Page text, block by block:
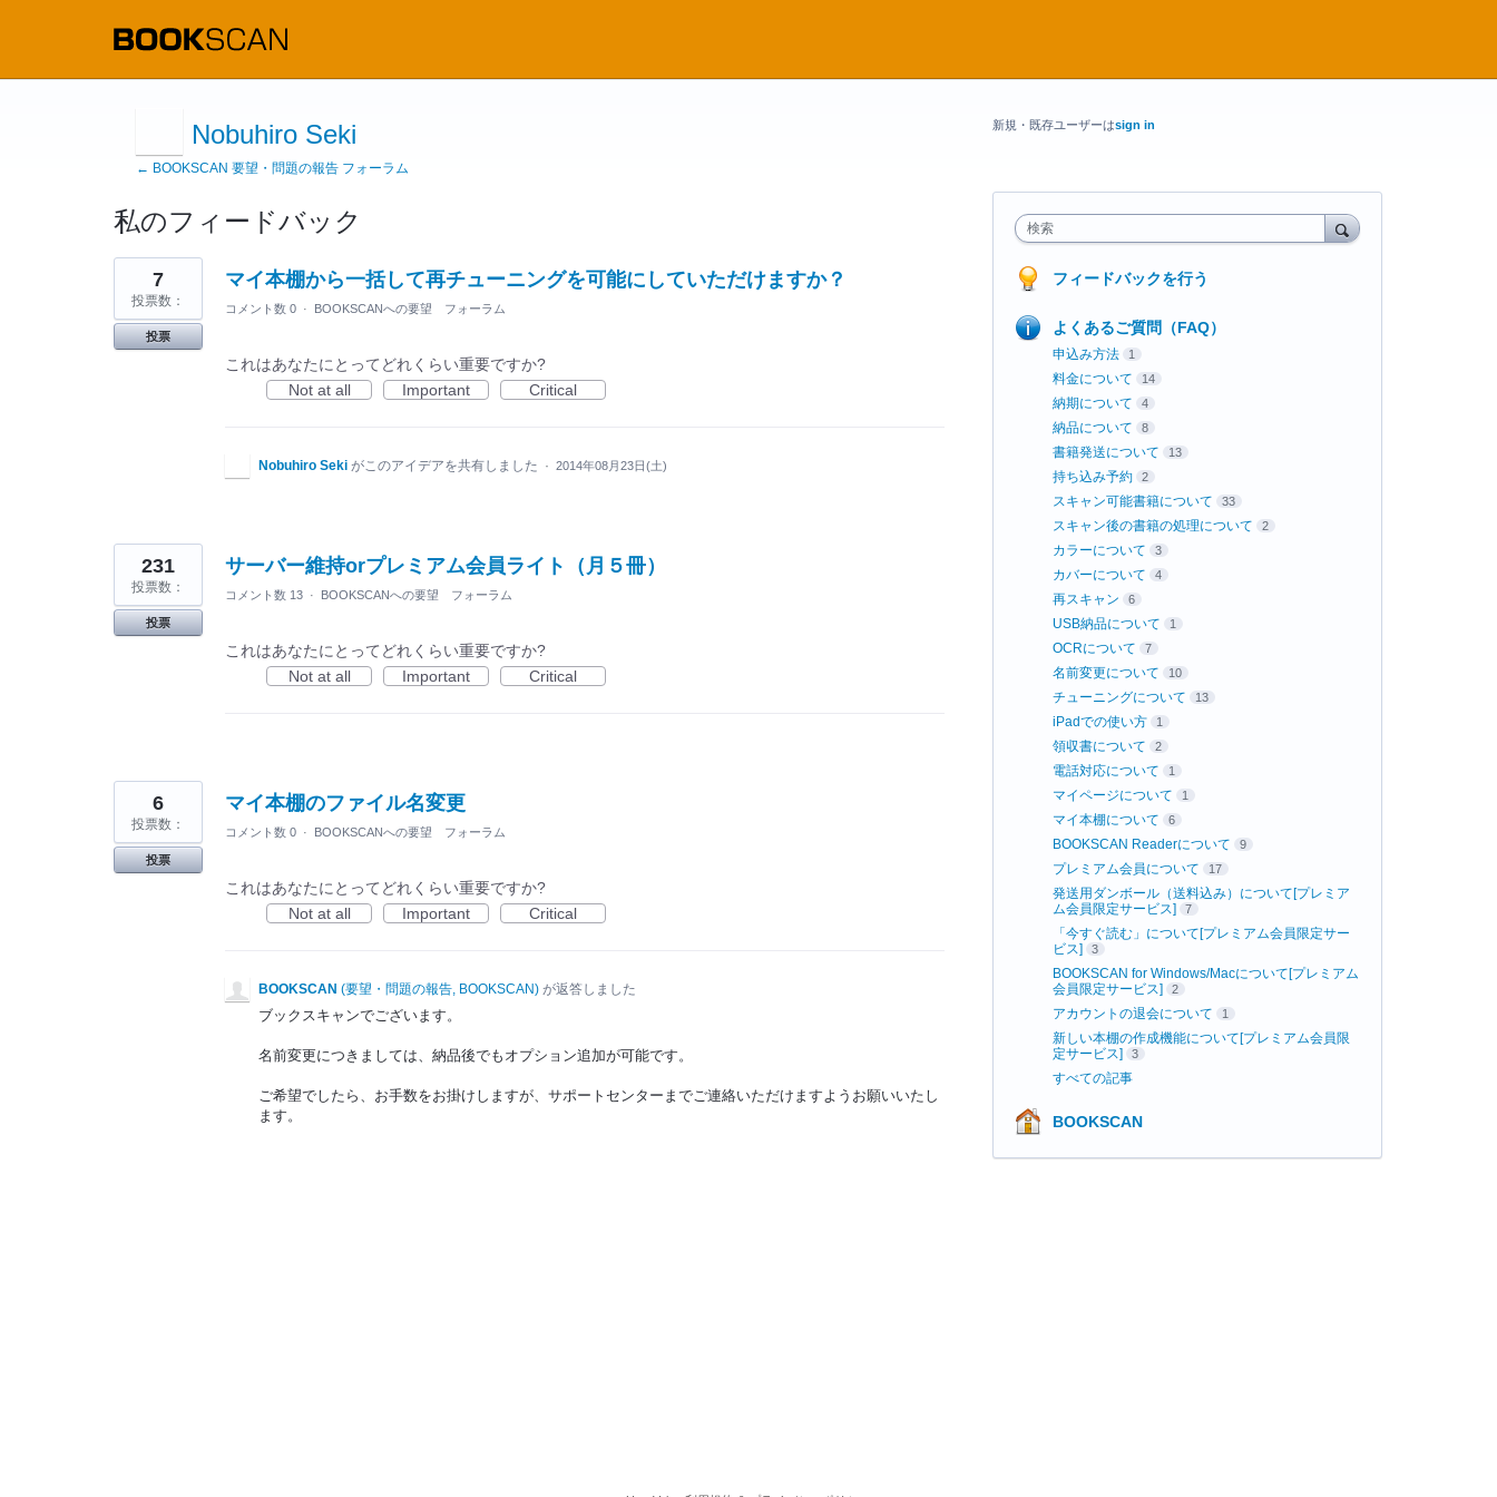
Nobuhiro Seki
← BOOKSCAN 要望・問題の報告 フォーラム
私のフィードバック
3
っ
た
マイ本棚から一括して再チューニングを可能にしていただけますか？
7
投票数：
投票
コメント数 0 · BOOKSCANへの要望 フォーラム
これはあなたにとってどれくらい重要ですか?
Not at all
Important Critical
Nobuhiro Seki がこのアイデアを共有しました · 2014年08月23日(土)
サーバー維持orプレミアム会員ライト（月５冊）
231
投票数：
投票
コメント数 13 · BOOKSCANへの要望 フォーラム
これはあなたにとってどれくらい重要ですか?
Not at all
Important Critical
マイ本棚のファイル名変更
6
投票数：
投票
コメント数 0 · BOOKSCANへの要望 フォーラム
これはあなたにとってどれくらい重要ですか?
Not at all
Important Critical
BOOKSCAN (要望・問題の報告, BOOKSCAN) が返答しました
ブックスキャンでございます。
名前変更につきましては、納品後でもオプション追加が可能です。
ご希望でしたら、お手数をお掛けしますが、サポートセンターまでご連絡いただけますようお願いいたし
ます。
新規・既存ユーザーはsign in
検索
フィードバックを行う
よくあるご質問（FAQ）
申込み方法 1
料金について 14
納期について 4
納品について 8
書籍発送について 13
持ち込み予約 2
スキャン可能書籍について 33
スキャン後の書籍の処理について 2
カラーについて 3
カバーについて 4
再スキャン 6
USB納品について 1
OCRについて 7
名前変更について 10
チューニングについて 13
iPadでの使い方 1
領収書について 2
電話対応について 1
マイページについて 1
マイ本棚について 6
BOOKSCAN Readerについて 9
プレミアム会員について 17
発送用ダンボール（送料込み）について[プレミア
ム会員限定サービス]
7
「今すぐ読む」について[プレミアム会員限定サー
ビス]
3
BOOKSCAN for Windows/Macについて[プレミアム
会員限定サービス]
2
アカウントの退会について 1
新しい本棚の作成機能について[プレミアム会員限
定サービス]
3
すべての記事
BOOKSCAN